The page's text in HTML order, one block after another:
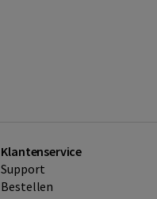
Klantenservice
Support
Bestellen